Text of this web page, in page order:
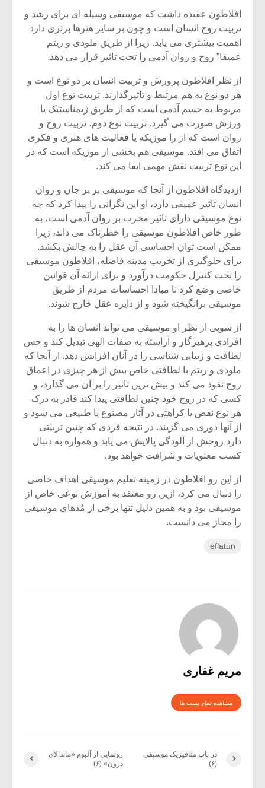
افلاطون عقیده داشت که موسیقی وسیله ای برای رشد و
تربیت روح انسان است و چون بر سایر هنرها برتری دارد
اهمیت بیشتری می یابد. زیرا از طریق ملودی و ریتم
عمیقا” روح و روان آدمی را تحت تاثیر قرار می دهد.
از نظر افلاطون پرورش و تربیت انسان بر دو نوع است و
هر دو نوع به هم مرتبط و تاثیرگذارند. تربیت نوع اول
مربوط به جسم آدمی است که از طریق ژیمناستیک یا
ورزش صورت می گیرد. تربیت نوع دوم، تربیت روح و
روان است که از را موزیکه یا فعالیت های هنری و فکری
اتفاق می افتد. موسیقی هم بخشی از موزیکه است که در
این نوع تربیت نقش مهمی ایفا می کند.
ازدیدگاه افلاطون از آنجا که موسیقی بر بر جان و روان
انسان تاثیر عمیقی دارد، او این نگرانی را پیدا کرد که چه
نوع موسیقی دارای تاثیر مخرب بر روان آدمی است، به
طور خاص افلاطون موسیقی را خطرناک می داند، زیرا
ممکن است توان احساسی آن عقل را به چالش بکشد.
برای جلوگیری از تخریب مدینه فاضله، افلاطون موسیقی
را تحت کنترل حکومت درآورد و برای ارائه آن قوانین
خاصی وضع کرد تا مبادا احساسات مردم از طریق
موسیقی برانگیخته شود و از دایره عقل خارج شوند.
از سویی از نظر او موسیقی می تواند انسان ها را به
افرادی پرهیزگار و آراسته به صفات الهی تبدیل کند و حس
لطافت و زیبایی شناسی را در آنان افزایش دهد. از آنجا که
ملودی و ریتم با لطافتی خاص بیش از هر چیزی در اعماق
روح نفوذ می کند و بیش ترین تاثیر را بر آن می گذارد، و
کسی که در روح خود چنین لطافتی پیدا کند قادر به درک
هر نوع نقص یا کراهتی در آثار مصنوع یا طبیعی می شود و
از آنها دوری می گزیند. در نتیجه فردی که چنین تربیتی
دارد روحش از آلودگی پالایش می یابد و همواره به دنبال
کسب معنویات و شرافت خواهد بود.
از این رو افلاطون در زمینه تعلیم موسیقی اهداف خاصی
را دنبال می کرد، ازین رو معتقد به آموزش نوعی خاص از
موسیقی بود و به همین دلیل تنها برخی از مُدهای موسیقی
را مجاز می دانست.
eflatun
مریم غفاری
مشاهده تمام پست ها
رونمایی از آلبوم «ماندالای
درون» (۶)
در باب متافیزیک موسیقی
(۶)
میکلوش روژا
یادداشتی بر موسیقی
متن فیلم «متری
شیش و نیم»
اگر نمی توانی
مشهورترین باشی،
دوره
موسیقی